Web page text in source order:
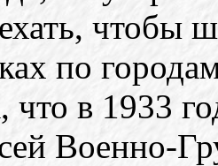
чтобы
по
что в 1933
Военно-